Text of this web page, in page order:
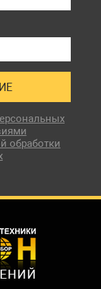
обработки